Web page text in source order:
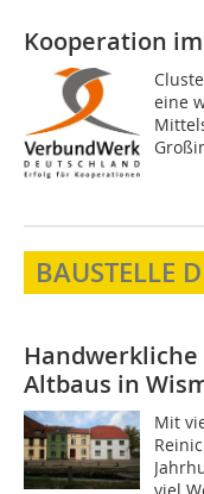
Kooperation
eine
BAUSTELLE
Altbaus in
Mit